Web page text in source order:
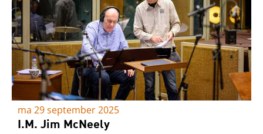
ma 29 september 2025
I.M. Jim McNeely